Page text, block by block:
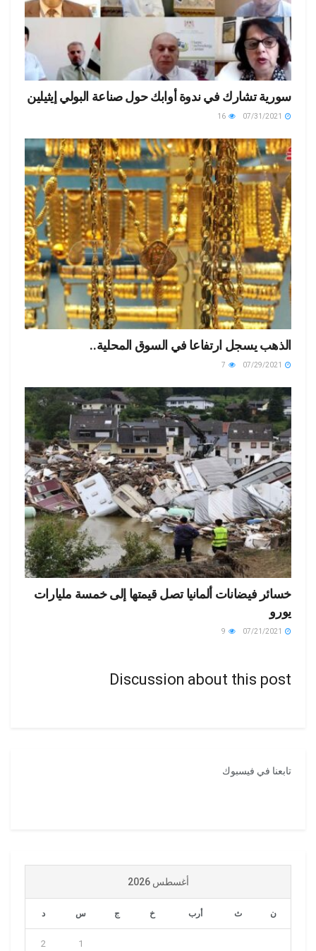
سورية تشارك في ندوة أوابك حول صناعة البولي إيثيلين
الذهب يسجل ارتفاعا في السوق المحلية..
خسائر فيضانات ألمانيا تصل قيمتها إلى خمسة مليارات
يورو
Discussion about this post
تابعنا في فيسبوك
أغسطس 2026
ن ث أرب خ ج س د
1
2